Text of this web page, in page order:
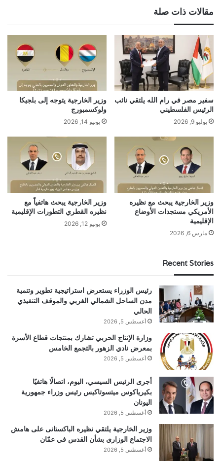
مقالات ذات صلة
سفير مصر في رام الله يلتقي نائب
الرئيس الفلسطيني
يوليو 9, 2026
وزير الخارجية يتوجه إلى بلجيكا
ولوكسمبورج
يونيو 14, 2026
وزير الخارجية يبحث مع نظيره
الأمريكي مستجدات الأوضاع
الإقليمية
مارس 6, 2026
وزير الخارجية يبحث هاتفياً مع
نظيره القطري التطورات الإقليمية
يونيو 12, 2026
Recent Stories
رئيس الوزراء يستعرض استراتيجية تطوير وتنمية
مدن الساحل الشمالي الغربي والموقف التنفيذي
الحالي
أغسطس 5, 2026
وزارة الإنتاج الحربي تشارك بمنتجات قطاع الأسرة
بمعرض نادي الزهور بالتجمع الخامس
أغسطس 5, 2026
أجرى الرئيس السيسي، اليوم، اتصالًا هاتفيًا
بكيرياكوس ميتسوتاكيس رئيس وزراء جمهورية
اليونان
أغسطس 5, 2026
وزير الخارجية يلتقي نظيره الباكستانى على هامش
الاجتماع الوزاري بشأن القدس في عمّان
أغسطس 5, 2026